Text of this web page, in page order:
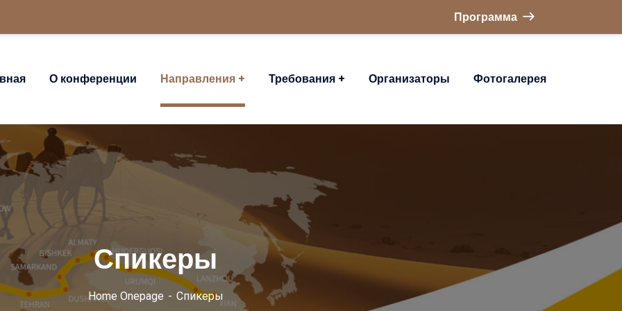
Программа
О конференции Направления Требования Организаторы Фотогалерея
Спикеры
Home Onepage Спикеры